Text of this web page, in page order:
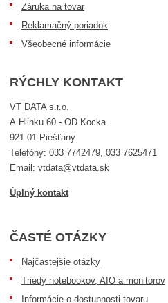
Záruka na tovar
Reklamačný poriadok
Všeobecné informácie
RÝCHLY KONTAKT
VT DATA s.r.o.
A.Hlinku 60 - OD Kocka
921 01 Piešťany
Telefóny: 033 7742479, 033 7625471
Email: vtdata@vtdata.sk
Úplný kontakt
ČASTÉ OTÁZKY
Najčastejšie otázky
Triedy notebookov, AIO a monitorov
Informácie o dostupnosti tovaru